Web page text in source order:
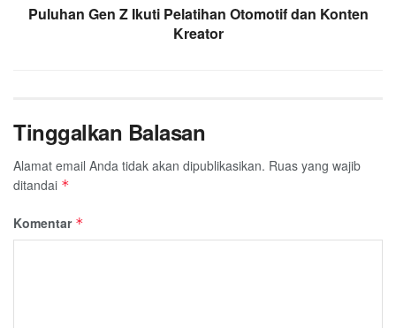
Puluhan Gen Z Ikuti Pelatihan Otomotif dan Konten
Kreator
Tinggalkan Balasan
Alamat email Anda tidak akan dipublikasikan. Ruas yang wajib
ditandai *
Komentar *